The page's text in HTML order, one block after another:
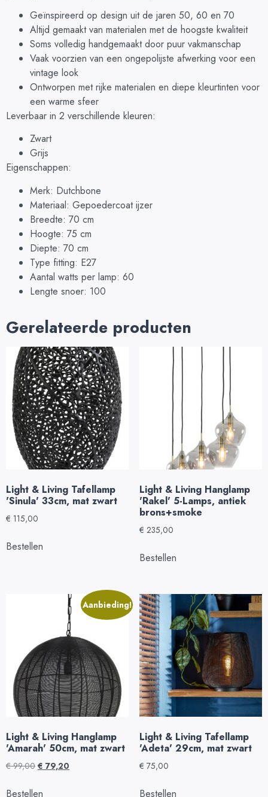
Geïnspireerd op design uit de jaren 50, 60 en 70
Altijd gemaakt van materialen met de hoogste kwaliteit
Soms volledig handgemaakt door puur vakmanschap
Vaak voorzien van een ongepolijste afwerking voor een
vintage look
Ontworpen met rijke materialen en diepe kleurtinten voor
een warme sfeer
Leverbaar in 2 verschillende kleuren:
Zwart
Grijs
Eigenschappen:
Merk: Dutchbone
Materiaal: Gepoedercoat ijzer
Breedte: 70 cm
Hoogte: 75 cm
Diepte: 70 cm
Type fitting: E27
Aantal watts per lamp: 60
Lengte snoer: 100
Gerelateerde producten
Light & Living Tafellamp
'Sinula' 33cm, mat zwart
€ 115,00
Bestellen
Light & Living Hanglamp
'Rakel' 5-Lamps, antiek
brons+smoke
€ 235,00
Bestellen
Aanbieding!
Light & Living Hanglamp
'Amarah' 50cm, mat zwart
€99,00 € 79,20
Bestellen
Light & Living Tafellamp
'Adeta' 29cm, mat zwart
€ 75,00
Bestellen